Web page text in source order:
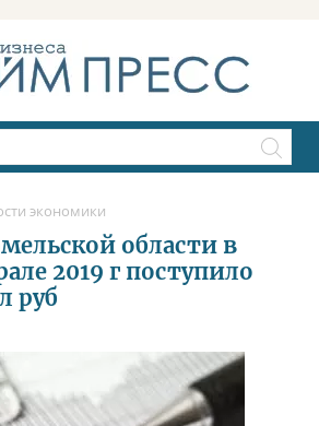
экономики
области в
2019 г поступило
руб